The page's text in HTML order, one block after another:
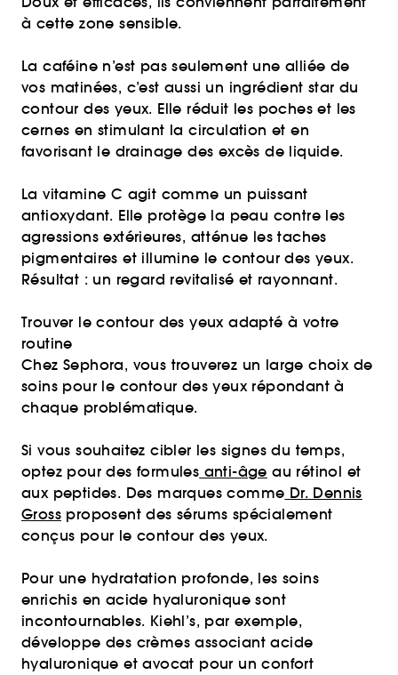
à cette zone sensible.
La caféine n’est pas seulement une alliée de
vos matinées, c’est aussi un ingrédient star du
contour des yeux. Elle réduit les poches et les
cernes en stimulant la circulation et en
favorisant le drainage des excès de liquide.
La vitamine C agit comme un puissant
antioxydant. Elle protège la peau contre les
agressions extérieures, atténue les taches
pigmentaires et illumine le contour des yeux.
Résultat : un regard revitalisé et rayonnant.
Trouver le contour des yeux adapté à votre
routine
Chez Sephora, vous trouverez un large choix de
soins pour le contour des yeux répondant à
chaque problématique.
Si vous souhaitez cibler les signes du temps,
optez pour des formules anti-âge au rétinol et
aux peptides. Des marques comme Dr. Dennis
Gross proposent des sérums spécialement
conçus pour le contour des yeux.
Pour une hydratation profonde, les soins
enrichis en acide hyaluronique sont
incontournables. Kiehl’s, par exemple,
développe des crèmes associant acide
hyaluronique et avocat pour un confort